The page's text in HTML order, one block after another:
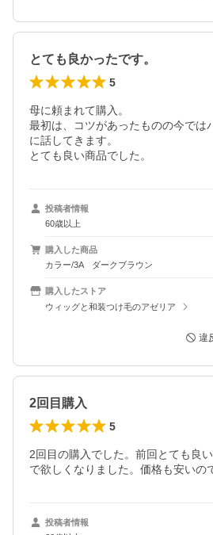
とても良かったです。
5
母に頼まれて購入。
最初は、コツがあったものの今では
に話してきます。
とても良い商品でした。
投稿者情報
60歳以上
購入した商品
カラー/3A ダークブラウン
購入したストア
ウィッグと和装つけ毛のアゼリア
違
2回目購入
5
2回目の購入でした。前回とても良
で欲しくなりました。価格も安いの
投稿者情報